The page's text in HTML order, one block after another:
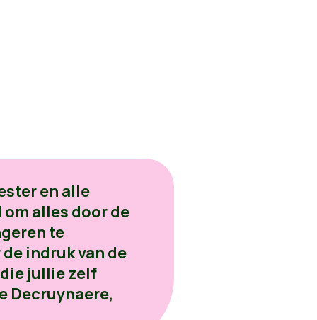
en alle
alles door de
te
indruk van de
jullie zelf
Decruynaere,